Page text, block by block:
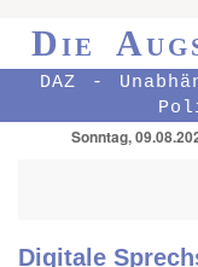
Die
DAZ -
Sonntag,
Digitale